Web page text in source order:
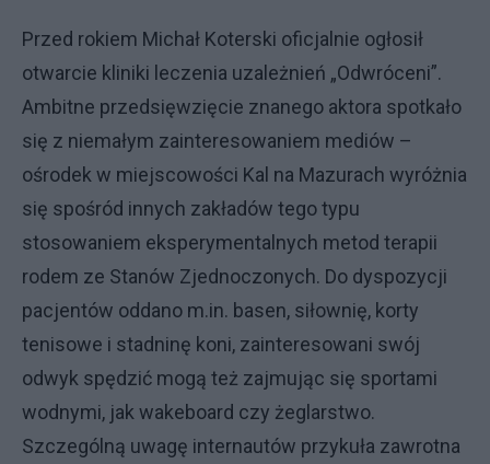
Przed rokiem Michał Koterski oficjalnie ogłosił
otwarcie kliniki leczenia uzależnień „Odwróceni”.
Ambitne przedsięwzięcie znanego aktora spotkało
się z niemałym zainteresowaniem mediów –
ośrodek w miejscowości Kal na Mazurach wyróżnia
się spośród innych zakładów tego typu
stosowaniem eksperymentalnych metod terapii
rodem ze Stanów Zjednoczonych. Do dyspozycji
pacjentów oddano m.in. basen, siłownię, korty
tenisowe i stadninę koni, zainteresowani swój
odwyk spędzić mogą też zajmując się sportami
wodnymi, jak wakeboard czy żeglarstwo.
Szczególną uwagę internautów przykuła zawrotna